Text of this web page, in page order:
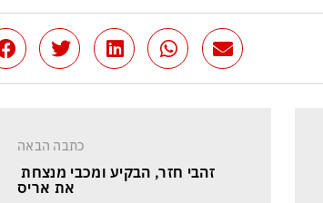
כתבה הבאה
זהבי חזר, הבקיע ומכבי מנצחת
את אריס